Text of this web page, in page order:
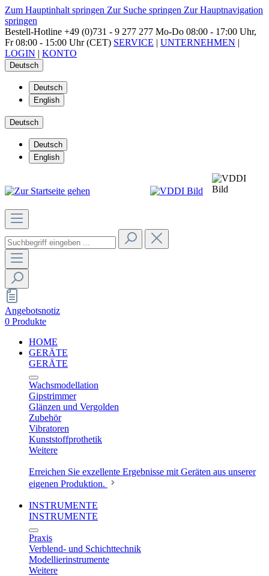
Zum Hauptinhalt springen Zur Suche springen Zur Hauptnavigation
springen
Bestell-Hotline +49 (0)731 - 9 277 277 Mo-Do 08:00 - 17:00 Uhr,
Fr 08:00 - 15:00 Uhr (CET) SERVICE | UNTERNEHMEN |
LOGIN | KONTO
Deutsch
Deutsch
English
Deutsch
Deutsch
English
Angebotsnotiz
0 Produkte
HOME
GERÄTE
GERÄTE
Wachsmodellation
Gipstrimmer
Glänzen und Vergolden
Zubehör
Vibratoren
Kunststoffprothetik
Weitere
Erreichen Sie exzellente Ergebnisse mit Geräten aus unserer
eigenen Produktion.
INSTRUMENTE
INSTRUMENTE
Praxis
Verblend- und Schichttechnik
Modellierinstrumente
Weitere